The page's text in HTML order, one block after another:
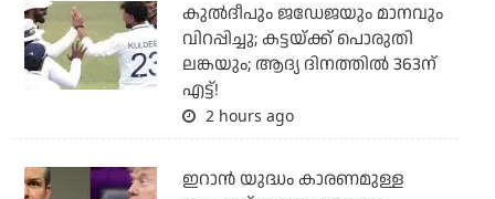
കുല്‍ദീപും ജഡേജയും മാനവും
വിറപ്പിച്ചു; കട്ടയ്ക്ക് പൊരുതി
ലങ്കയും; ആദ്യ ദിനത്തില്‍ 363ന്
എട്ട്!
2 hours ago
ഇറാന്‍ യുദ്ധം കാരണമുള്ള